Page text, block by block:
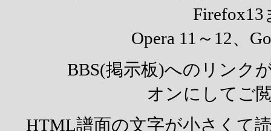
Firefox13
Opera 11～12、
BBS(掲示板)へのリンク
オンにしてご
HTML譜面の文字が小さくて